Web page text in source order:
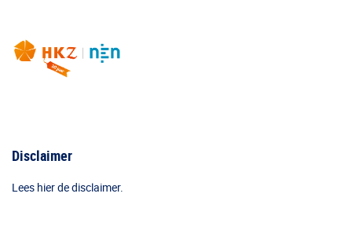
Disclaimer
Lees hier de disclaimer.